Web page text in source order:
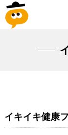
イキイキ健康